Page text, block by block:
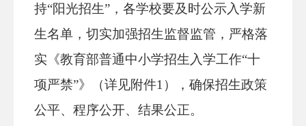
持“阳光招生”，各学校要及时公示入学新
生名单，切实加强招生监督监管，严格落
实《教育部普通中小学招生入学工作“十
项严禁”》（详见附件1 ），确保招生政策
公平、程序公开、结果公正。